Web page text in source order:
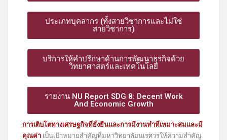
ประเภทบุคลากร (ทั้งสายวิชาการและไม่ใช่
สายวิชาการ)
บริการให้คำปรึกษาด้านการพัฒนาธุรกิจด้วย
วิทยาศาสตร์และเทคโนโลยี
รายงาน NU Report SDG 8: Decent Work
And Economic Growth
การเติบโตทางเศรษฐกิจที่ยั่งยืนและการมีงานทำที่เหมาะสมและมี
คุณค่าเป็นเป้าหมายสำคัญที่มหาวิทยาลัยนเรศวรให้ความสำคัญ